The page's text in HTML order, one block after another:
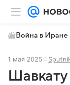
Война в Иране
1 мая 2025